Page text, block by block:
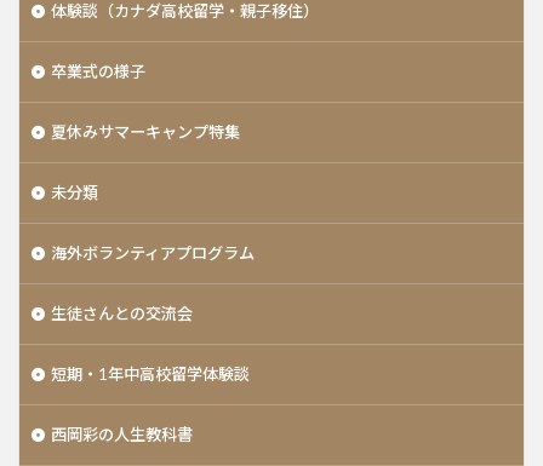
体験談（カナダ高校留学・親子移住）
卒業式の様子
夏休みサマーキャンプ特集
未分類
海外ボランティアプログラム
生徒さんとの交流会
短期・1年中高校留学体験談
西岡彩の人生教科書